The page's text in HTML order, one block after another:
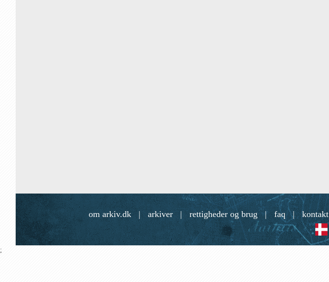
om arkiv.dk | arkiver | rettigheder og brug | faq | kontakt
;